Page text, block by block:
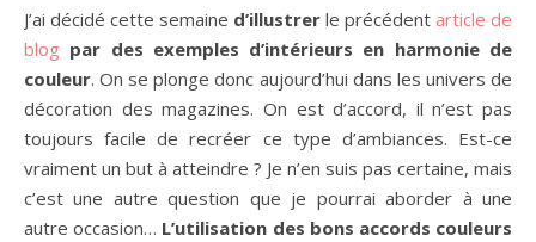
J’ai décidé cette semaine d’illustrer le précédent article de
blog par des exemples d’intérieurs en harmonie de
couleur. On se plonge donc aujourd’hui dans les univers de
décoration des magazines. On est d’accord, il n’est pas
toujours facile de recréer ce type d’ambiances. Est-ce
vraiment un but à atteindre ? Je n’en suis pas certaine, mais
c’est une autre question que je pourrai aborder à une
autre occasion… L’utilisation des bons accords couleurs